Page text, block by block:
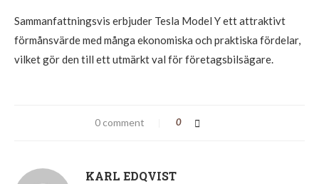
Sammanfattningsvis erbjuder Tesla Model Y ett attraktivt
förmånsvärde med många ekonomiska och praktiska fördelar,
vilket gör den till ett utmärkt val för företagsbilsägare.
0 comment 0
KARL EDQVIST